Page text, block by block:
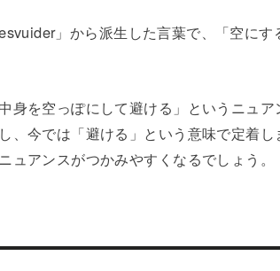
」から派生した言葉で、「空にす
身を空っぽにして避ける」というニュ
、今では「避ける」という意味で定着
ュアンスがつかみやすくなるでしょう。